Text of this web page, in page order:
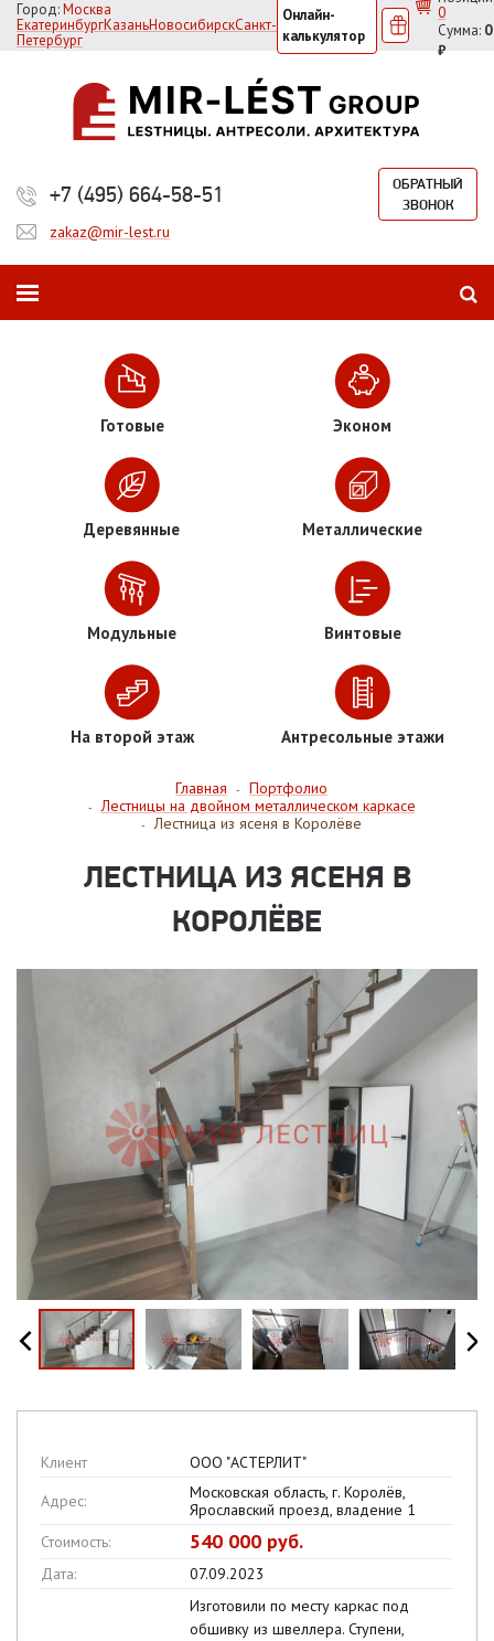
Город:Москва
ЕкатеринбургКазаньНовосибирскСанкт-
Петербург
Онлайн-
калькулятор
0
Сумма: 0
₽
+7 (495) 664-58-51
ОБРАТНЫЙ
ЗВОНОК
zakaz@mir-lest.ru
Готовые Эконом
Деревянные Металлические
Модульные Винтовые
На второй этаж Антресольные этажи
Главная - Портфолио
- Лестницы на двойном металлическом каркасе
- Лестница из ясеня в Королёве
ЛЕСТНИЦА ИЗ ЯСЕНЯ В
КОРОЛЁВЕ
Клиент
ООО "АСТЕРЛИТ"
Адрес:
Московская область, г. Королёв,
Ярославский проезд, владение 1
Стоимость:
540 000 руб.
Дата: 07.09.2023
Изготовили по месту каркас под
обшивку из швеллера. Ступени,